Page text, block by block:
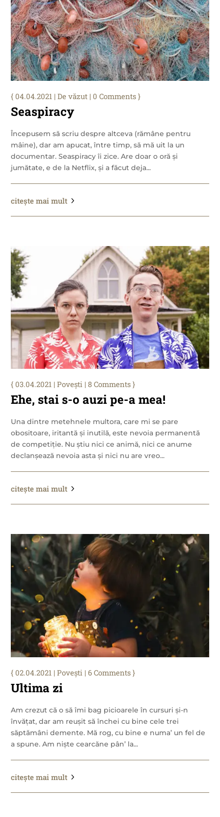
Seaspiracy
04.04.2021 |De văzut | 0 Comments
Începusem să scriu despre altceva (rămâne pentru
mâine), dar am apucat, între timp, să mă uit la un
documentar. Seaspiracy îi zice. Are doar o oră și
jumătate, e de la Netflix, și a făcut deja...
citește mai mult
Ehe, stai s-o auzi pe-a mea!
03.04.2021 |Povești | 8 Comments
Una dintre metehnele multora, care mi se pare
obositoare, iritantă și inutilă, este nevoia permanentă
de competiție. Nu știu nici ce animă, nici ce anume
declanșează nevoia asta și nici nu are vreo...
citește mai mult
Ultima zi
02.04.2021 |Povești | 6 Comments
Am crezut că o să îmi bag picioarele în cursuri și-n
învățat, dar am reușit să închei cu bine cele trei
săptămâni demente. Mă rog, cu bine e numa’ un fel de
a spune. Am niște cearcăne pân’ la...
citește mai mult